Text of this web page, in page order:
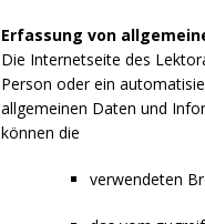
Erfassung von
Die Internetseite des
Person oder ein
allgemeinen Daten und
können die
verwendeten